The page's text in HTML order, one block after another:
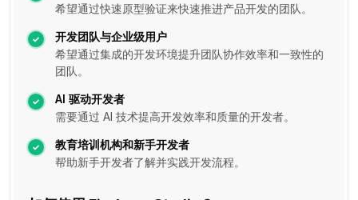
希望通过快速原型验证来快速推进产品开发的团队。
开发团队与企业级用户
希望通过集成的开发环境提升团队协作效率和一致性的
团队。
AI 驱动开发者
需要通过 AI 技术提高开发效率和质量的开发者。
教育培训机构和新手开发者
帮助新手开发者了解并实践开发流程。